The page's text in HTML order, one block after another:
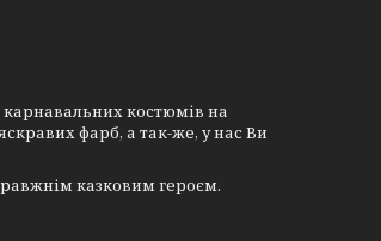
костюмів на
фарб, а так-же, у нас Ви
казковим героєм.